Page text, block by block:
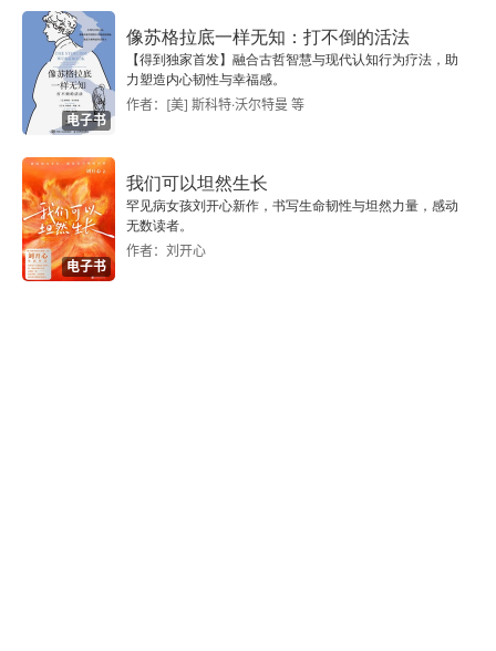
个世界。
所以家长有情绪的时候，底线是不能伤害孩子，不
能发泄情绪到孩子身上。然后呢，总得想办法发
泄，这个过程其实更重要。比如在孩子面前，去撕
纸、踩气球等等，让他看到你正在慢慢变好，他就
会有安全感。如果自己屏蔽孩子，躲起来发泄，会
让孩子失去安全感。
电子书
像苏格拉底一样无知：打不倒的活法
【得到独家首发】融合古哲智慧与现代认知行为疗法，助
力塑造内心韧性与幸福感。
作者：[美] 斯科特·沃尔特曼 等
电子书
我们可以坦然生长
罕见病女孩刘开心新作，书写生命韧性与坦然力量，感动
无数读者。
作者：刘开心